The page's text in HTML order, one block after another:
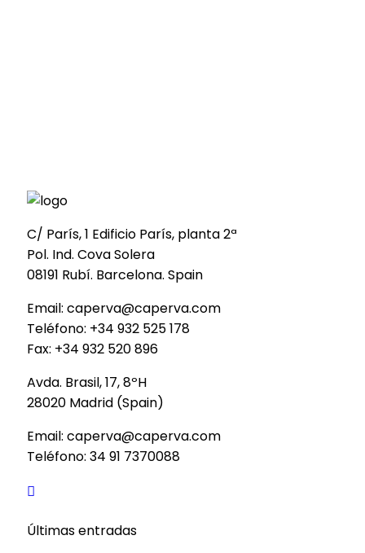
C/ París, 1 Edificio París, planta 2ª
Pol. Ind. Cova Solera
08191 Rubí. Barcelona. Spain
Email: caperva@caperva.com
Teléfono: +34 932 525 178
Fax: +34 932 520 896
Avda. Brasil, 17, 8ºH
28020 Madrid (Spain)
Email: caperva@caperva.com
Teléfono: 34 91 7370088
Últimas entradas